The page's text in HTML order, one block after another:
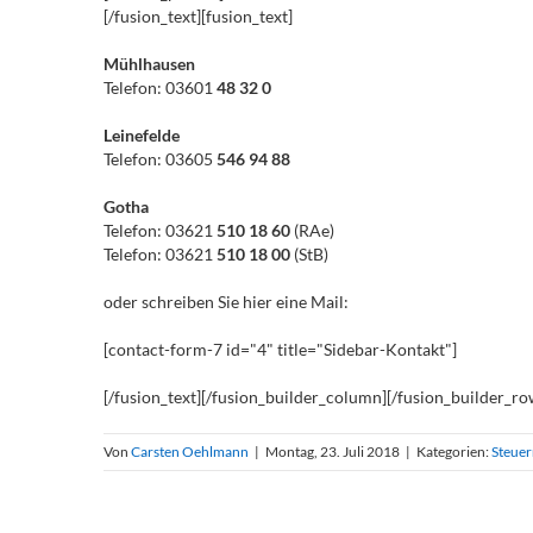
[/fusion_text][fusion_text]
Mühlhausen
Telefon: 03601 48 32 0
Leinefelde
Telefon: 03605 546 94 88
Gotha
Telefon: 03621 510 18 60 (RAe)
Telefon: 03621 510 18 00 (StB)
oder schreiben Sie hier eine Mail:
[contact-form-7 id="4" title="Sidebar-Kontakt"]
[/fusion_text][/fusion_builder_column][/
Von Carsten Oehlmann | Montag, 23. Juli 2018 | Kategorien: